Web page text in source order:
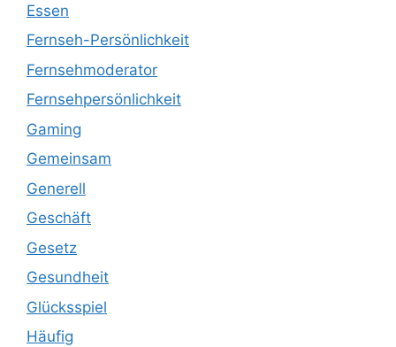
Essen
Fernseh-Persönlichkeit
Fernsehmoderator
Fernsehpersönlichkeit
Gaming
Gemeinsam
Generell
Geschäft
Gesetz
Gesundheit
Glücksspiel
Häufig